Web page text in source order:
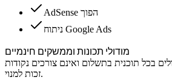
AdSense הפוך
ניתוח Google Ads
מודולי תכונות וממשקים חינמיים
בכל תוכנית בתשלום ואינם צורכים נקודות
זכות למנוי.